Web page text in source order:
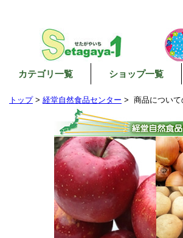
カテゴリ一覧 ショップ一覧
トップ> 経堂自然食品センター > 商品について